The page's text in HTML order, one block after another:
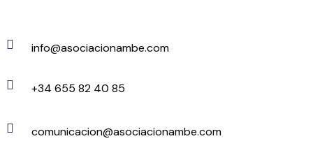
info@asociacionambe.com
+34 655 82 40 85
comunicacion@asociacionambe.com